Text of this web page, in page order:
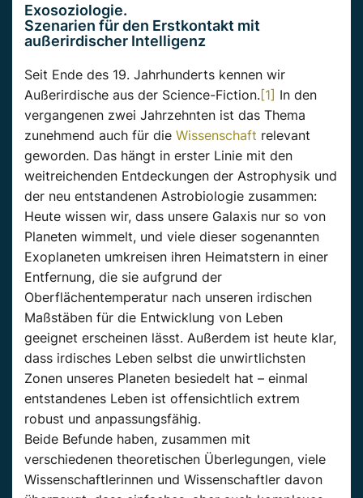
Exosoziologie.
Szenarien für den Erstkontakt mit
außerirdischer Intelligenz
Seit Ende des 19. Jahrhunderts kennen wir
Außerirdische aus der Science-Fiction.[1] In den
vergangenen zwei Jahrzehnten ist das Thema
zunehmend auch für die Wissenschaft relevant
geworden. Das hängt in erster Linie mit den
weitreichenden Entdeckungen der Astrophysik und
der neu entstandenen Astrobiologie zusammen:
Heute wissen wir, dass unsere Galaxis nur so von
Planeten wimmelt, und viele dieser sogenannten
Exoplaneten umkreisen ihren Heimatstern in einer
Entfernung, die sie aufgrund der
Oberflächentemperatur nach unseren irdischen
Maßstäben für die Entwicklung von Leben
geeignet erscheinen lässt. Außerdem ist heute klar,
dass irdisches Leben selbst die unwirtlichsten
Zonen unseres Planeten besiedelt hat – einmal
entstandenes Leben ist offensichtlich extrem
robust und anpassungsfähig.
Beide Befunde haben, zusammen mit
verschiedenen theoretischen Überlegungen, viele
Wissenschaftlerinnen und Wissenschaftler davon